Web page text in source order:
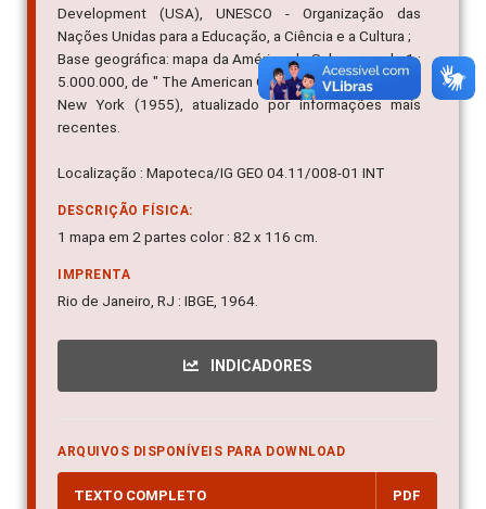
Development (USA), UNESCO - Organização das
Nações Unidas para a Educação, a Ciência e a Cultura ;
Base geográfica: mapa da América do Sul, na escala 1 :
5.000.000, de " The American Geographical Society" of
New York (1955), atualizado por informações mais
recentes.
Localização : Mapoteca/IG GEO 04.11/008-01 INT
DESCRIÇÃO FÍSICA:
1 mapa em 2 partes color : 82 x 116 cm.
IMPRENTA
Rio de Janeiro, RJ : IBGE, 1964.
INDICADORES
ARQUIVOS DISPONÍVEIS PARA DOWNLOAD
TEXTO COMPLETO PDF